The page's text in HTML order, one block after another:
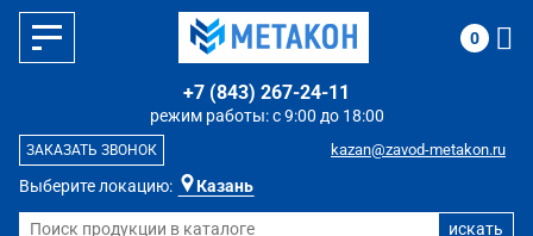
Выберите локацию: Казань
режим работы: с 9:00 до 18:00
+7 (843) 267-24-11
kazan@zavod-metakon.ru
ЗАКАЗАТЬ ЗВОНОК
0